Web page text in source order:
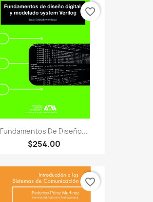
Fundamentos De Diseño...
$254.00
favorite_border
favorite_border